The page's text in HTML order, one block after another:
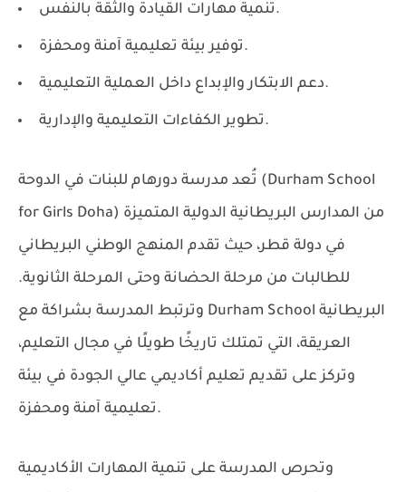
تنمية مهارات القيادة والثقة بالنفس.
توفير بيئة تعليمية آمنة ومحفزة.
دعم الابتكار والإبداع داخل العملية التعليمية.
تطوير الكفاءات التعليمية والإدارية.
تُعد مدرسة دورهام للبنات في الدوحة (Durham School
for Girls Doha)
في دولة قطر، حيث تقدم المنهج الوطني البريطاني
للطالبات من مرحلة الحضانة وحتى المرحلة الثانوية.
Durham School
العريقة، التي تمتلك تاريخًا طويلًا في مجال التعليم،
وتركز على تقديم تعليم أكاديمي عالي الجودة في بيئة
تعليمية آمنة ومحفزة.
وتحرص المدرسة على تنمية المهارات الأكاديمية